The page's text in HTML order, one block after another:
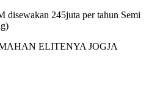
disewakan 245juta per tahun Semi
ELITENYA JOGJA